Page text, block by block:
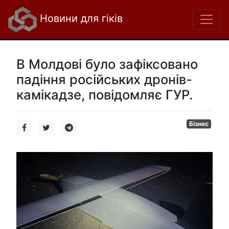
Новини для гіків
В Молдові було зафіксовано
падіння російських дронів-
камікадзе, повідомляє ГУР.
Бізнес